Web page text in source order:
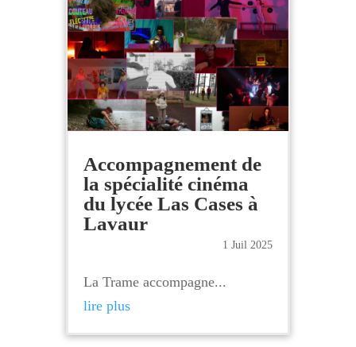
Accompagnement de
la spécialité cinéma
du lycée Las Cases à
Lavaur
1 Juil 2025
La Trame accompagne...
lire plus